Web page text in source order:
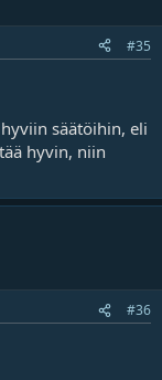
#35
säätöihin, eli
hyvin, niin
#36